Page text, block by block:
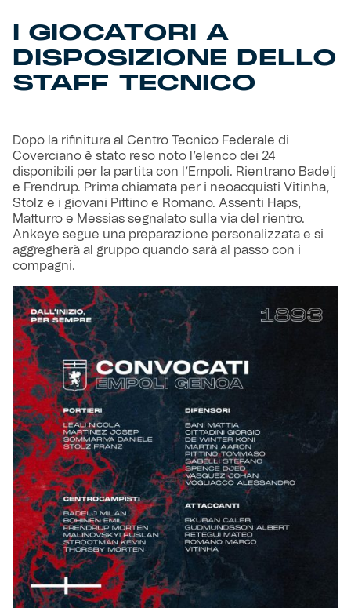
Gift Card Online Store
Fortissimo batte il mio cuor
I GIOCATORI A
DISPOSIZIONE DELLO
STAFF TECNICO
Dopo la rifinitura al Centro Tecnico Federale di
Coverciano è stato reso noto l’elenco dei 24
disponibili per la partita con l’Empoli. Rientrano Badelj
e Frendrup. Prima chiamata per i neoacquisti Vitinha,
Stolz e i giovani Pittino e Romano. Assenti Haps,
Matturro e Messias segnalato sulla via del rientro.
Ankeye segue una preparazione personalizzata e si
aggregherà al gruppo quando sarà al passo con i
compagni.